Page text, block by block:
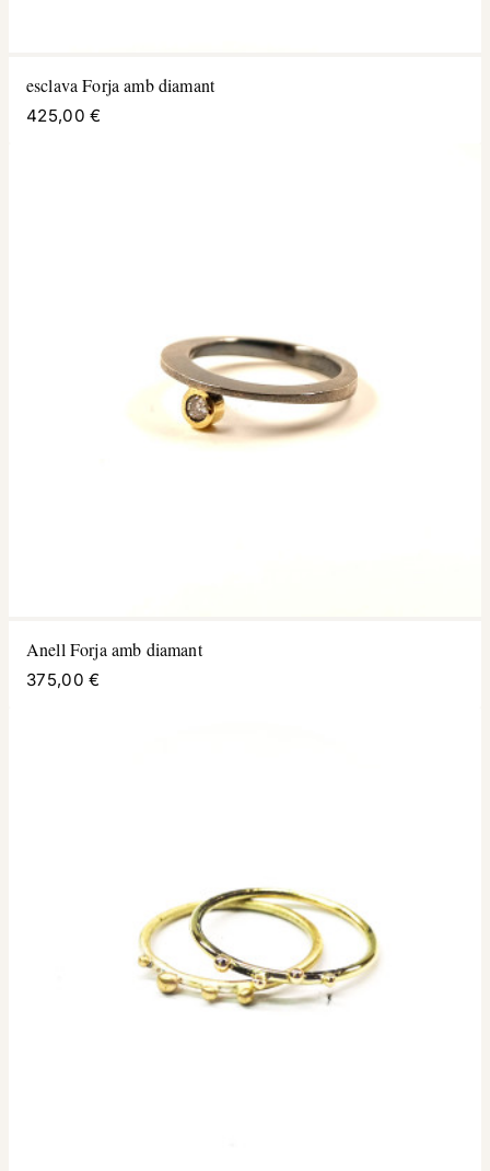
esclava Forja amb diamant
425,00 €
Anell Forja amb diamant
375,00 €